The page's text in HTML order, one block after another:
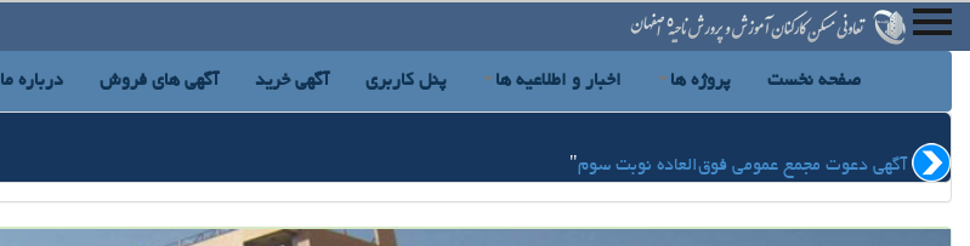
صفحه نخست پروژه ها اخبار و اطلاعیه ها پنل کاربری آگهی خرید آگهی های فروش درباره ما
آگهی دعوت مجمع عمومی فوق‌العاده نوبت سوم"